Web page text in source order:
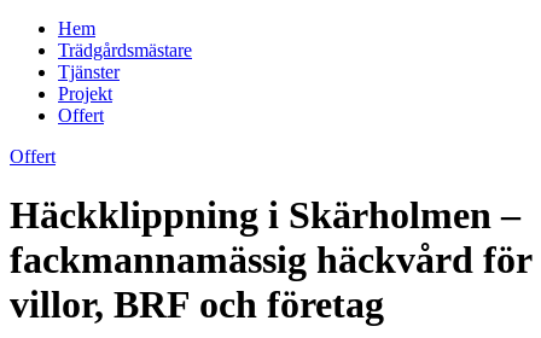
Hem
Trädgårdsmästare
Tjänster
Projekt
Offert
Offert
Häckklippning i Skärholmen –
fackmannamässig häckvård för
villor, BRF och företag